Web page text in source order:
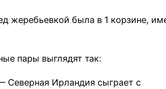
жеребьевкой была в 1 корзине,
пары выглядят так:
Северная Ирландия сыграет с